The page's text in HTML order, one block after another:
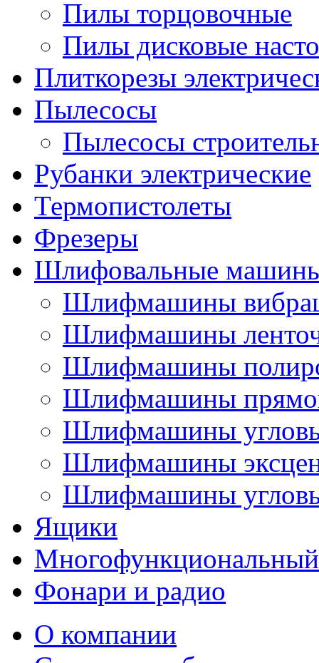
Пилы торцовочные
Пилы дисковые
Плиткорезы
Пылесосы
Пылесосы
Рубанки электрические
Термопистолеты
Фрезеры
Шлифовальные
Шлифмашины
Шлифмашины
Шлифмашины
Шлифмашины
Шлифмашины
Шлифмашины
Шлифмашины
Ящики
Фонари и радио
О компании